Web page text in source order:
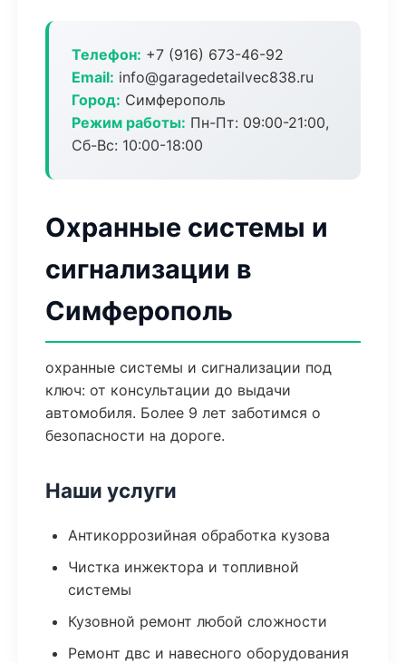
Телефон: +7 (916) 673-46-92
Email: info@garagedetailvec838.ru
Город: Симферополь
Режим работы: Пн-Пт: 09:00-21:00,
Сб-Вс: 10:00-18:00
Охранные системы и
сигнализации в
Симферополь
охранные системы и сигнализации под
ключ: от консультации до выдачи
автомобиля. Более 9 лет заботимся о
безопасности на дороге.
Наши услуги
Антикоррозийная обработка кузова
Чистка инжектора и топливной
системы
Кузовной ремонт любой сложности
Ремонт двс и навесного оборудования